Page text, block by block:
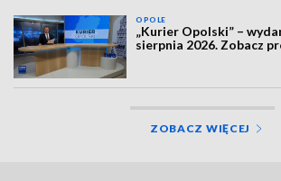
OPOLE
„Kurier Opolski” –
sierpnia 2026. Zobacz
ZOBACZ WIĘCEJ